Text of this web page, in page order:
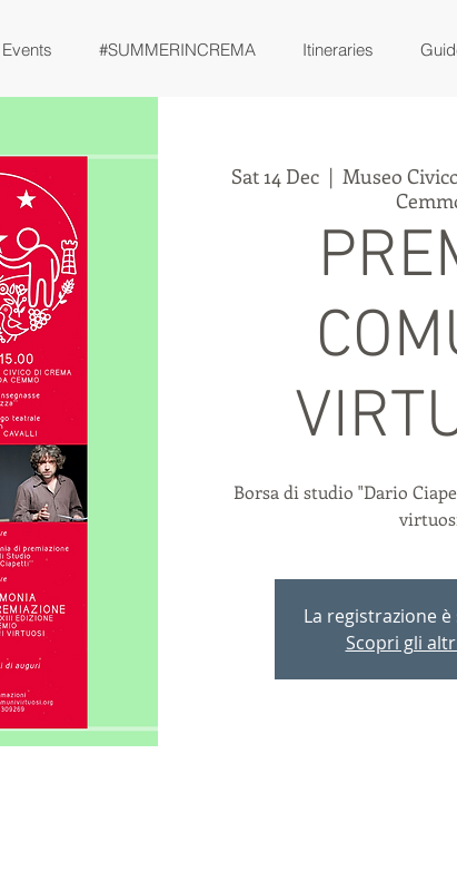
Events #SUMMERINCREMA Itineraries
Sat 14 Dec
  |
Museo
Borsa di studio "Dario
La registrazione
Scopri gli